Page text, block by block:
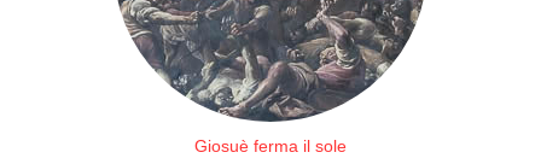
Giosuè ferma il sole